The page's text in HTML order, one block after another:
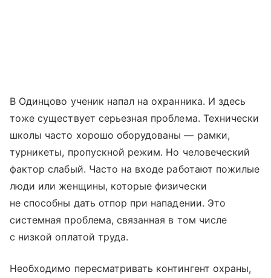
В Одинцово ученик напал на охранника. И здесь
тоже существует серьезная проблема. Технически
школы часто хорошо оборудованы — рамки,
турникеты, пропускной режим. Но человеческий
фактор слабый. Часто на входе работают пожилые
люди или женщины, которые физически
не способны дать отпор при нападении. Это
системная проблема, связанная в том числе
с низкой оплатой труда.
Необходимо пересматривать контингент охраны,